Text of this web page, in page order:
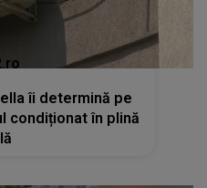
îi determină pe
condiționat în plină